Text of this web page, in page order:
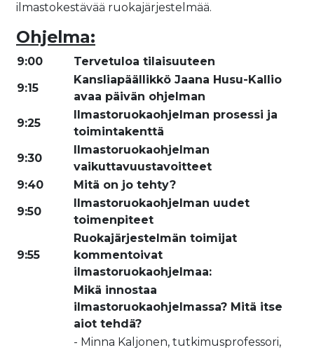
ilmastokestävää ruokajärjestelmää.
Ohjelma:
9:00
Tervetuloa tilaisuuteen
9:15
Kansliapäällikkö Jaana Husu-Kallio
avaa päivän ohjelman
9:25
Ilmastoruokaohjelman prosessi ja
toimintakenttä
9:30
Ilmastoruokaohjelman
vaikuttavuustavoitteet
9:40
Mitä on jo tehty?
9:50
Ilmastoruokaohjelman uudet
toimenpiteet
9:55
Ruokajärjestelmän toimijat
kommentoivat
ilmastoruokaohjelmaa:
Mikä innostaa
ilmastoruokaohjelmassa? Mitä itse
aiot tehdä?
- Minna Kaljonen, tutkimusprofessori,